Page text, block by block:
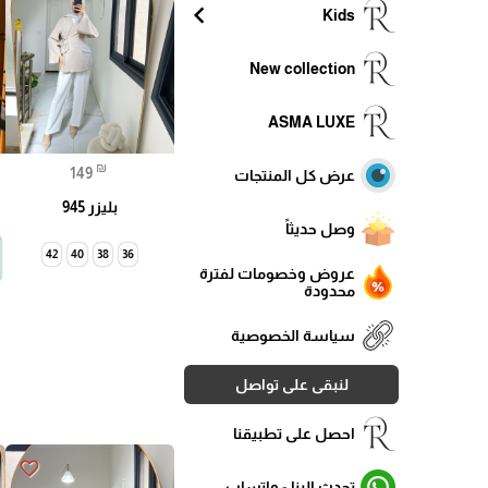
Kids
chevron_left
New collection
ASMA LUXE
عرض كل المنتجات
وصل حديثاً
عروض وخصومات لفترة
محدودة
سياسة الخصوصية
لنبقى على تواصل
احصل على تطبيقنا
149 ₪
بليزر 945
36
38
40
42
favorite_border